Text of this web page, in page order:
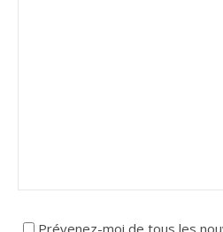
Prévenez-moi de tous les